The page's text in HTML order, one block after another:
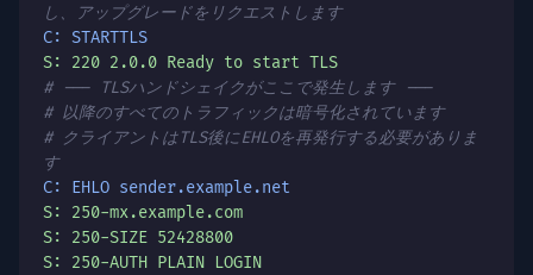
し、アップグレードをリクエストします
C: STARTTLS
S: 220 2.0.0 Ready to start TLS
# --- TLSハンドシェイクがここで発生します ---
# 以降のすべてのトラフィックは暗号化されています
# クライアントはTLS後にEHLOを再発行する必要がありま
す
C: EHLO sender.example.net
S: 250-mx.example.com
S: 250-SIZE 52428800
S: 250-AUTH PLAIN LOGIN